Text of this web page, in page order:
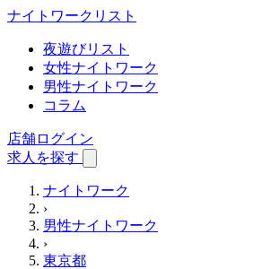
ナイトワーク リスト
夜遊びリスト
女性ナイトワーク
男性ナイトワーク
コラム
店舗ログイン
求人を探す
ナイトワーク
›
男性ナイトワーク
›
東京都